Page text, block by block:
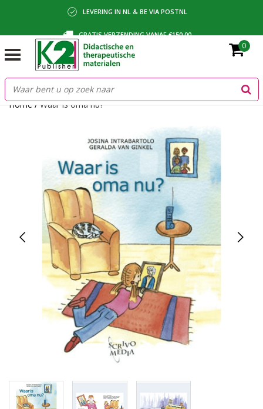
LEVERING IN NL & BE VIA POSTNL
GRATIS VERZENDING VANAF €150,00
BETALING VIA IDEAL, BANCONTACT OF FACTUUR
0
Home/Waar is oma nu?